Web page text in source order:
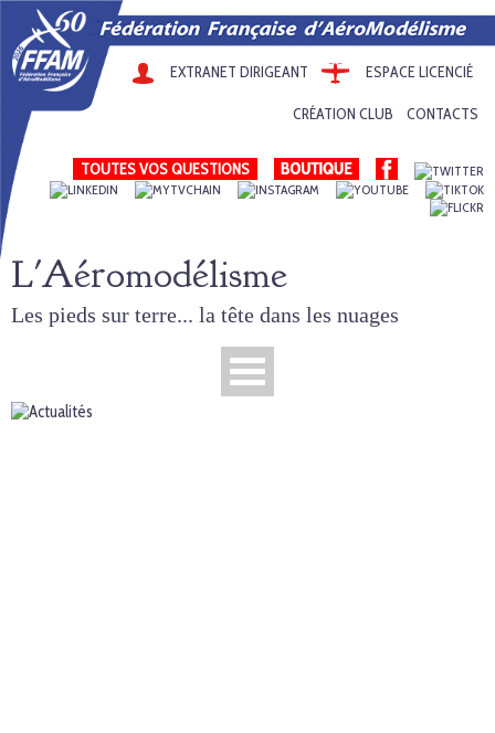
EXTRANET DIRIGEANT ESPACE LICENCIÉ
CRÉATION CLUB CONTACTS
TOUTES VOS QUESTIONS
L'Aéromodélisme
Les pieds sur terre... la tête dans les nuages